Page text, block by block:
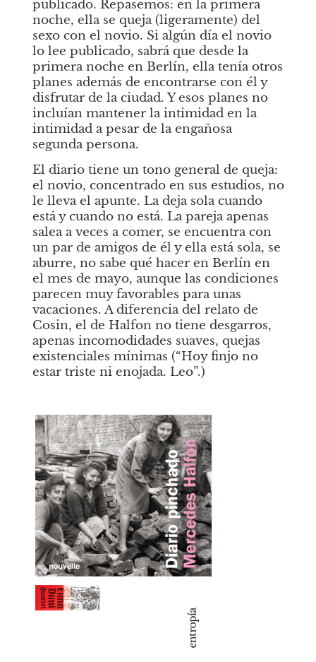
publicado. Repasemos: en la primera
noche, ella se queja (ligeramente) del
sexo con el novio. Si algún día el novio
lo lee publicado, sabrá que desde la
primera noche en Berlín, ella tenía otros
planes además de encontrarse con él y
disfrutar de la ciudad. Y esos planes no
incluían mantener la intimidad en la
intimidad a pesar de la engañosa
segunda persona.
El diario tiene un tono general de queja:
el novio, concentrado en sus estudios, no
le lleva el apunte. La deja sola cuando
está y cuando no está. La pareja apenas
salea a veces a comer, se encuentra con
un par de amigos de él y ella está sola, se
aburre, no sabe qué hacer en Berlín en
el mes de mayo, aunque las condiciones
parecen muy favorables para unas
vacaciones. A diferencia del relato de
Cosin, el de Halfon no tiene desgarros,
apenas incomodidades suaves, quejas
existenciales mínimas (“Hoy finjo no
estar triste ni enojada. Leo”.)